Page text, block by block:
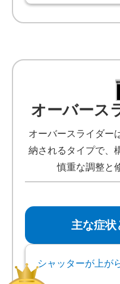
オーバース
オーバースライダー
納されるタイプで、
慎重な調整と
主な症
シャッターが上が